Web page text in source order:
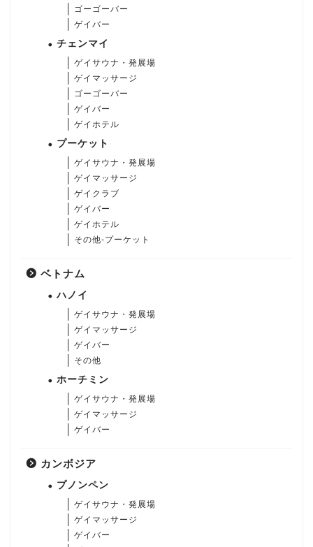
ゴーゴーバー
ゲイバー
チェンマイ
ゲイサウナ・発展場
ゲイマッサージ
ゴーゴーバー
ゲイバー
ゲイホテル
プーケット
ゲイサウナ・発展場
ゲイマッサージ
ゲイクラブ
ゲイバー
ゲイホテル
その他-プーケット
ベトナム
ハノイ
ゲイサウナ・発展場
ゲイマッサージ
ゲイバー
その他
ホーチミン
ゲイサウナ・発展場
ゲイマッサージ
ゲイバー
カンボジア
プノンペン
ゲイサウナ・発展場
ゲイマッサージ
ゲイバー